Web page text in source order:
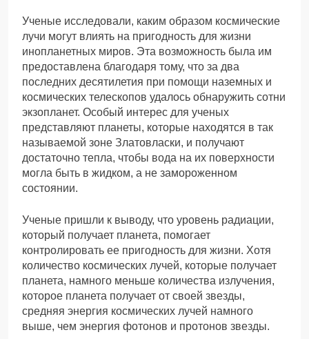
Ученые исследовали, каким образом космические
лучи могут влиять на пригодность для жизни
инопланетных миров. Эта возможность была им
предоставлена благодаря тому, что за два
последних десятилетия при помощи наземных и
космических телескопов удалось обнаружить сотни
экзопланет. Особый интерес для ученых
представляют планеты, которые находятся в так
называемой зоне Златовласки, и получают
достаточно тепла, чтобы вода на их поверхности
могла быть в жидком, а не замороженном
состоянии.
Ученые пришли к выводу, что уровень радиации,
который получает планета, помогает
контролировать ее пригодность для жизни. Хотя
количество космических лучей, которые получает
планета, намного меньше количества излучения,
которое планета получает от своей звезды,
средняя энергия космических лучей намного
выше, чем энергия фотонов и протонов звезды.